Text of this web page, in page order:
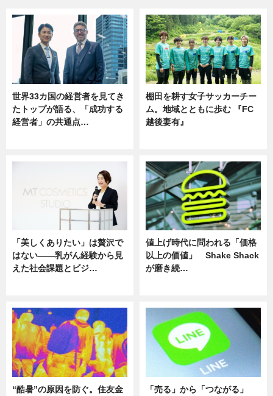
世界33カ国の経営者を見てき
たトップが語る、「成功する
経営者」の共通点…
棚田を耕す女子サッカーチー
ム。地域とともに歩む 『FC
越後妻有』
「美しくありたい」は贅沢で
はない――乳がん経験から見
えた社会課題とビジ…
値上げ時代に問われる「価格
以上の価値」 Shake Shack
が磨き続…
“酷暑”の原因を防ぐ。住友金
「売る」から「つながる」